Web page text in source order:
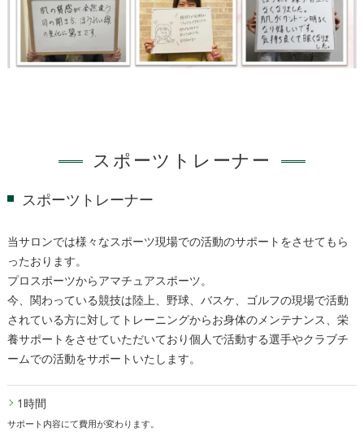
スポーツトレーナー
スポーツトレーナー
当サロンでは様々なスポーツ現場での活動のサポートをさせてもら
ったおります。
プロスポーツからアマチュアスポーツ。
今、関わっている競技は陸上、野球、バスケ、ゴルフの現場で活動
されている方に対してトレーニングからお身体のメンテナンス、栄
養サポートをさせていただいており個人で活動する選手やクラブチ
ームでの活動をサポートいたします。
1時間
サポート内容にて費用が変わります。